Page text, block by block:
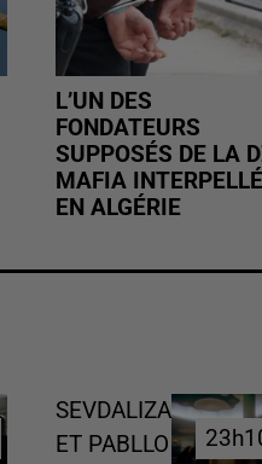
L’UN DES
FONDATEURS
SUPPOSÉS DE LA
MAFIA INTERPELLÉ
EN ALGÉRIE
SEVDALIZA
ET PABLLO